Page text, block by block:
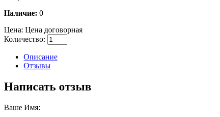
Наличие: 0
Цена: Цена договорная
Количество:
Описание
Отзывы
Написать отзыв
Ваше Имя: